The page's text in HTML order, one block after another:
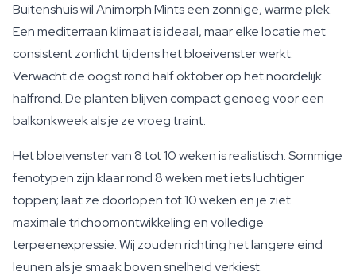
Buitenshuis wil Animorph Mints een zonnige, warme plek.
Een mediterraan klimaat is ideaal, maar elke locatie met
consistent zonlicht tijdens het bloeivenster werkt.
Verwacht de oogst rond half oktober op het noordelijk
halfrond. De planten blijven compact genoeg voor een
balkonkweek als je ze vroeg traint.
Het bloeivenster van 8 tot 10 weken is realistisch. Sommige
fenotypen zijn klaar rond 8 weken met iets luchtiger
toppen; laat ze doorlopen tot 10 weken en je ziet
maximale trichoomontwikkeling en volledige
terpeenexpressie. Wij zouden richting het langere eind
leunen als je smaak boven snelheid verkiest.